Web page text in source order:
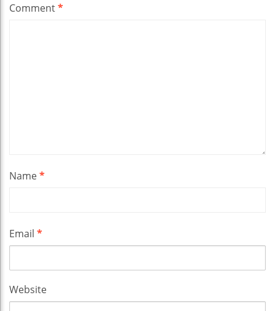
Comment*
Name*
Email *
Website